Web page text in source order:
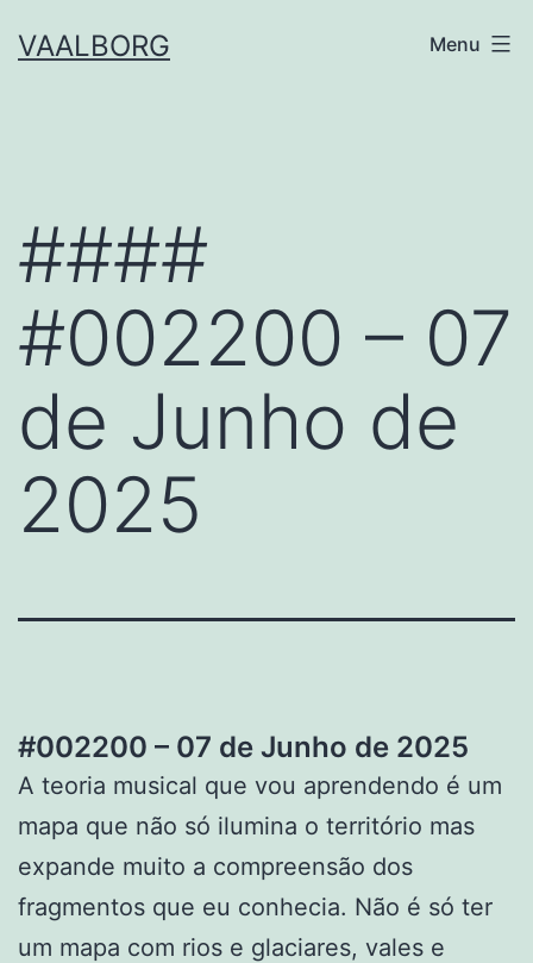
toVAALBORG Menu
####
#002200 – 07
de Junho de
2025
#002200 – 07 de Junho de 2025
A teoria musical que vou aprendendo é um
mapa que não só ilumina o território mas
expande muito a compreensão dos
fragmentos que eu conhecia. Não é só ter
um mapa com rios e glaciares, vales e